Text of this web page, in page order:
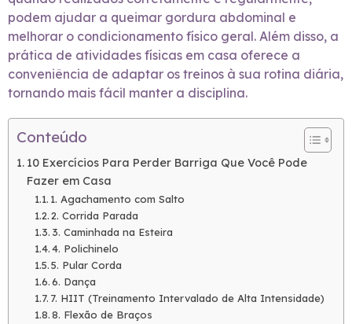
podem ajudar a queimar gordura abdominal e
melhorar o condicionamento físico geral. Além disso, a
prática de atividades físicas em casa oferece a
conveniência de adaptar os treinos à sua rotina diária,
tornando mais fácil manter a disciplina.
Conteúdo
10 Exercícios Para Perder Barriga Que Você Pode
Fazer em Casa
1. Agachamento com Salto
2. Corrida Parada
3. Caminhada na Esteira
4. Polichinelo
5. Pular Corda
6. Dança
7. HIIT (Treinamento Intervalado de Alta Intensidade)
8. Flexão de Braços